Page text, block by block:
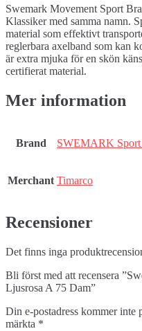
Swemark Movement Sport
Klassiker med samma namn.
material som effektivt
reglerbara axelband som kan
är extra mjuka för en skön
certifierat material.
Mer information
Brand SWEMARK Sport
Merchant Timarco
Recensioner
Det finns inga
Bli först med att recensera
Ljusrosa A 75 Dam”
Din e-postadress kommer inte
märkta *